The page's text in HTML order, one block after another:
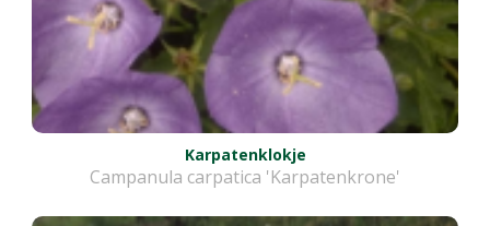
Karpatenklokje
Campanula carpatica 'Karpatenkrone'